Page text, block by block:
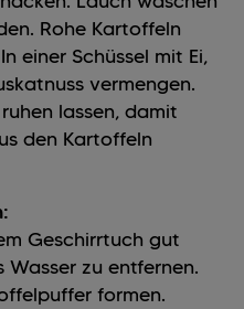
Rohe Kartoffeln
einer Schüssel mit Ei,
vermengen.
lassen, damit
den Kartoffeln
Geschirrtuch gut
zu entfernen.
formen.